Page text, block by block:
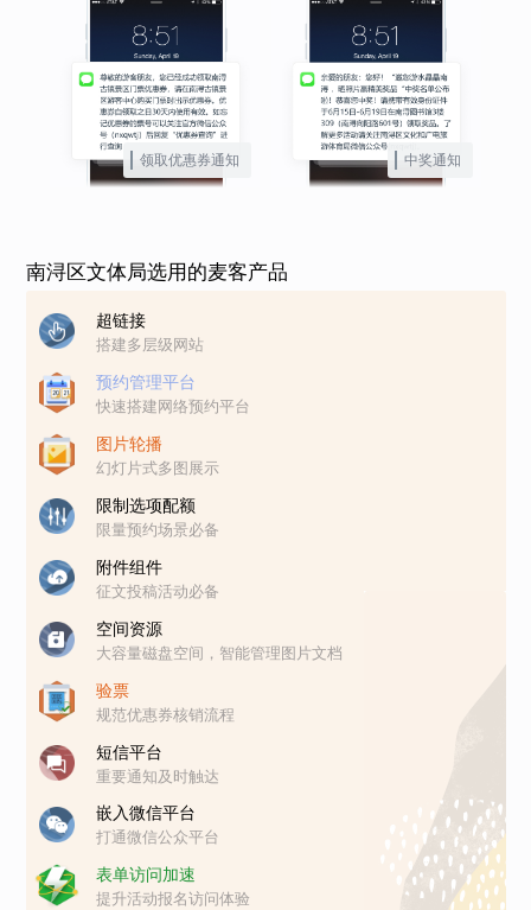
领取优惠券通知 中奖通知
南浔区文体局选用的麦客产品
超链接
搭建多层级网站
预约管理平台
快速搭建网络预约平台
图片轮播
幻灯片式多图展示
限制选项配额
限量预约场景必备
附件组件
征文投稿活动必备
空间资源
大容量磁盘空间，智能管理图片文档
验票
规范优惠券核销流程
短信平台
重要通知及时触达
嵌入微信平台
打通微信公众平台
表单访问加速
提升活动报名访问体验